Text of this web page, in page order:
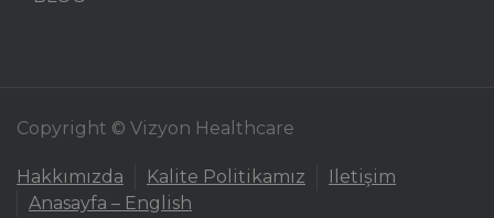
Copyright © Vizyon Healthcare
Hakkımızda Kalite Politikamız
Iletişim
Anasayfa – English